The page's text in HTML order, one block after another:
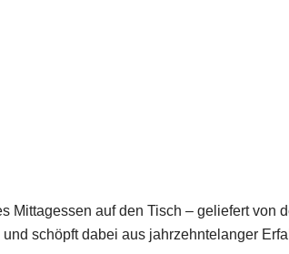
Mittagessen auf den Tisch – geliefert von
schöpft dabei aus jahrzehntelanger